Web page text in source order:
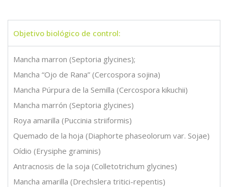
Objetivo biológico de control:
Mancha marron (Septoria glycines);
Mancha “Ojo de Rana” (Cercospora sojina)
Mancha Púrpura de la Semilla (Cercospora kikuchii)
Mancha marrón (Septoria glycines)
Roya amarilla (Puccinia striiformis)
Quemado de la hoja (Diaphorte phaseolorum var. Sojae)
Oídio (Erysiphe graminis)
Antracnosis de la soja (Colletotrichum glycines)
Mancha amarilla (Drechslera tritici-repentis)